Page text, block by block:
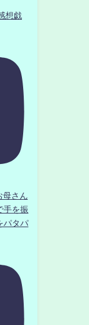
想戯
さん
手を振
パタパ